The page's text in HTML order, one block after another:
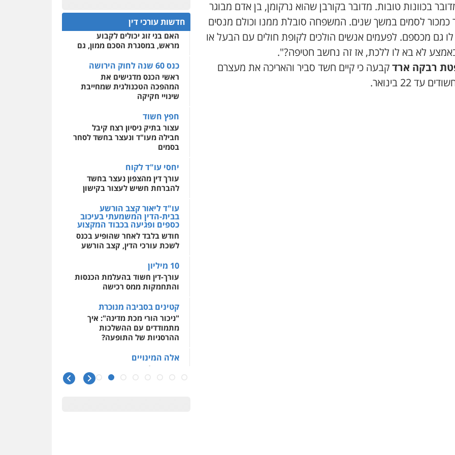
בכוונות טובות. מדובר בקורבן שהוא נרקומן, בן אדם מבוגר
כמכור לסמים במשך שנים. המשפחה סובלת ממנו וכולם מנסים
לו גם מכספם. לפעמים אנשים הולכים לקופת חולים עם הבעל או
לא בא לו ללכת, אז זה נחשב חטיפה?".
רבקה ארדקבעה כי קיים חשד סביר והאריכה את מעצרם
עד 22 בינואר.
ומעצרים סייבר ניהול
משברים פליליים
0506355388
עו"ד דרוויש נאשף
פלילי פשיעה חמורה
אדם
0527448141
חליל ביאדי – משרד
עורכי דין
פלילי דיני תעבורה מעצרים
0509636895
עו"ד איהאב זבידאת
פשע עבירות המתה
עבירות מין
0509930581
פלילי
0523379525
עו"ד אליה חן ברק
פלילי פשיעה חמורה
וייצוג בחקירות ומעצרים
אסירים נוער
0525914163
עו"ד אריה פטר
לשעבר סגן מנהל המחלקה
0522508109
אחסון אתרים
מהירות הגנה גיבוי
לעורכי דין
מרכז התחלה חדשה
שירותים מקצועיים לעורכי
דין
0544500346
חדשות עורכי דין
המתח שבין חוק יחסי ממון
לבין חוק הירושה
האם בני זוג יכולים לקבוע
מראש, במסגרת הסכם ממון, גם
כנס 60 שנה לחוק הירושה
ראשי הכנס מדגישים את
המהפכה הטכנולגית שמחייבת
שינויי חקיקה
חפץ חשוד
עצור בתיק ניסיון רצח קיבל
חבילה מעו"ד ונעצר בחשד לסחר
בסמים
יחסי עו"ד לקוח
עורך דין מהצפון נעצר בחשד
להברחת חשיש לעצור בקישון
עו"ד ליאור קצב הורשע
בבית-הדין המשמעתי בעיכוב
כספים ופגיעה בכבוד המקצוע
חודש בלבד לאחר שהופיע בכנס
לשכת עורכי הדין, קצב הורשע
10 מיליון
עורך-דין חשוד בהעלמת הכנסות
והתחמקות ממס רכישה
קטינים בסביבה מנוכרת
"ניכור הורי מכת מדינה": איך
מתמודדים עם ההשלכות
ההרסניות של התופעה?
אלה המינויים
הוועדה לבחירת שופטים בחרה
26 שופטים ורשמים נוספים